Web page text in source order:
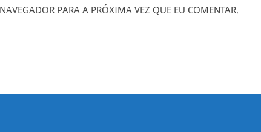
PARA A PRÓXIMA VEZ QUE EU COMENTAR.